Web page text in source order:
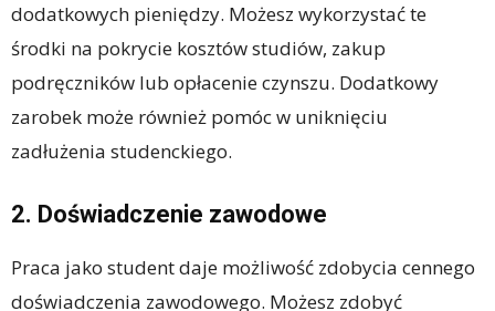
dodatkowych pieniędzy. Możesz wykorzystać te
środki na pokrycie kosztów studiów, zakup
podręczników lub opłacenie czynszu. Dodatkowy
zarobek może również pomóc w uniknięciu
zadłużenia studenckiego.
2. Doświadczenie zawodowe
Praca jako student daje możliwość zdobycia cennego
doświadczenia zawodowego. Możesz zdobyć